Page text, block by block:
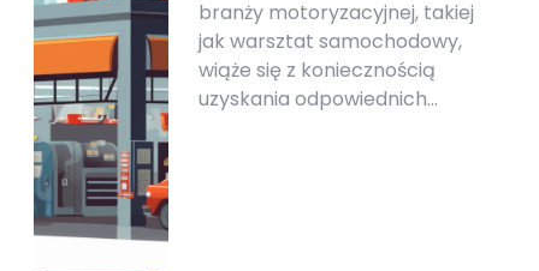
branży motoryzacyjnej, takiej
jak warsztat samochodowy,
wiąże się z koniecznością
uzyskania odpowiednich…